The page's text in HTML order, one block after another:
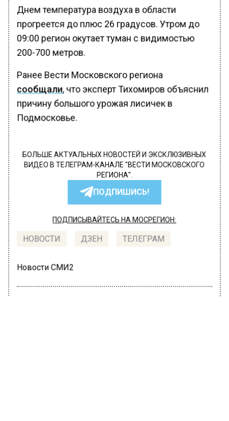
Днем температура воздуха в области
прогреется до плюс 26 градусов. Утром до
09:00 регион окутает туман с видимостью
200-700 метров.
Ранее Вести Московского региона
сообщали, что эксперт Тихомиров объяснил
причину большого урожая лисичек в
Подмосковье.
БОЛЬШЕ АКТУАЛЬНЫХ НОВОСТЕЙ И ЭКСКЛЮЗИВНЫХ
ВИДЕО В ТЕЛЕГРАМ-КАНАЛЕ "ВЕСТИ МОСКОВСКОГО
РЕГИОНА".
ПОДПИШИСЬ!
ПОДПИСЫВАЙТЕСЬ НА МОСРЕГИОН:
НОВОСТИ ДЗЕН ТЕЛЕГРАМ
Новости СМИ2